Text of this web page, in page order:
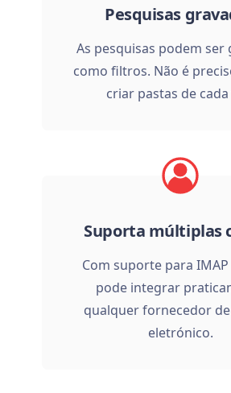
Pesquisas
As pesquisas podem ser
como filtros. Não é
criar pastas de cada
Suporta múltiplas
Com suporte para IMAP
pode integrar
qualquer fornecedor
eletrónico.